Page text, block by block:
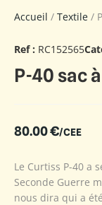
Accueil / Textile /
Ref : RC152565
P-40 sac
80.00€/CEE
Le Curtiss P-40 a
Seconde Guerre
nous dira qui a